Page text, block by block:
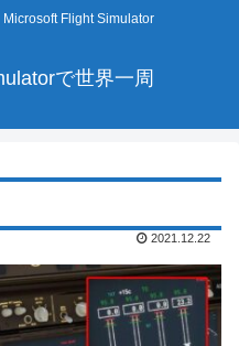
Flight Simulator
で世界一周
2021.12.22